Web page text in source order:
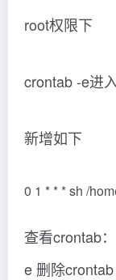
root权限下
crontab -e进
新增如下
0 1 * * * sh /
查看crontab
e 删除